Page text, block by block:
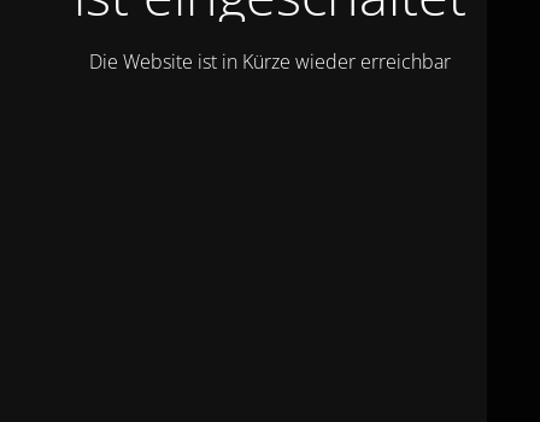
Die Website ist in Kürze wieder erreichbar